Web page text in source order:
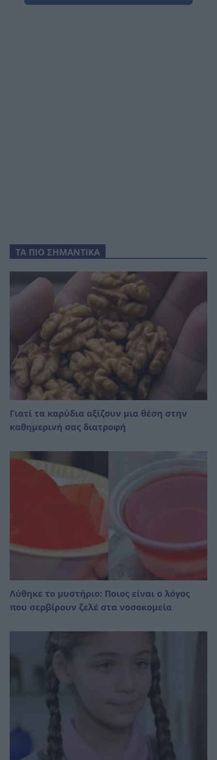
ΤΑ ΠΙΟ ΣΗΜΑΝΤΙΚΑ
Γιατί τα καρύδια αξίζουν μια θέση στην
καθημερινή σας διατροφή
Λύθηκε το μυστήριο: Ποιος είναι ο λόγος
που σερβίρουν ζελέ στα νοσοκομεία